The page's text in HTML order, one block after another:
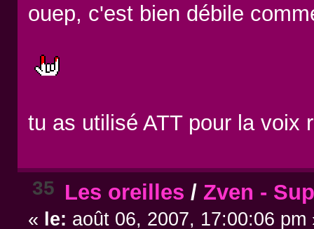
ouep, c'est bien débile
tu as utilisé ATT pour la voix
35 Les oreilles / Zven -
« le: août 06, 2007, 17:00:06 pm